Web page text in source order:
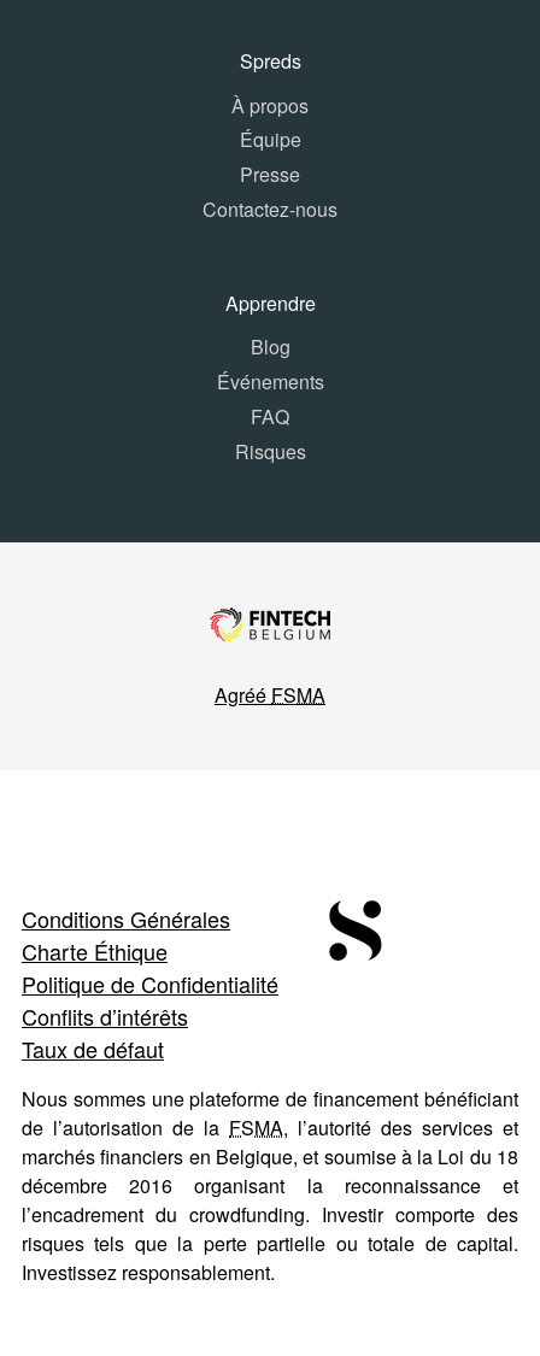
Spreds
À propos
Équipe
Presse
Contactez-nous
Apprendre
Blog
Événements
FAQ
Risques
Agréé FSMA
Conditions Générales
Charte Éthique
Politique de Confidentialité
Conflits d’intérêts
Taux de défaut
Nous sommes une plateforme de financement bénéficiant
de l’autorisation de la FSMA, l’autorité des services et
marchés financiers en Belgique, et soumise à la Loi du 18
décembre 2016 organisant la reconnaissance et
l’encadrement du crowdfunding. Investir comporte des
risques tels que la perte partielle ou totale de capital.
Investissez responsablement.